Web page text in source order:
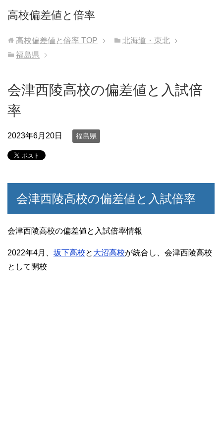
高校偏差値と倍率
高校偏差値と倍率 TOP
北海道・東北
福島県
会津西陵高校の偏差値と入試倍
率
2023年6月20日 福島県
会津西陵高校の偏差値と入試倍率
会津西陵高校の偏差値と入試倍率情報
2022年4月、 坂下高校と 大沼高校が統合し、会津西陵高校
として開校